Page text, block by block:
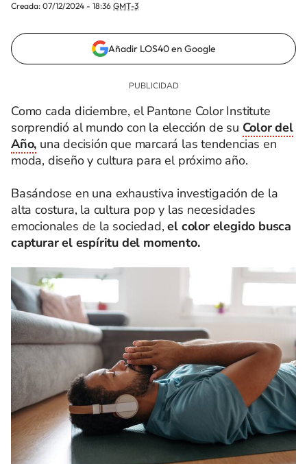
Creada: 07/12/2024 - 18:36 GMT-3
Añadir LOS40 en Google
Como cada diciembre, el Pantone Color Institute
sorprendió al mundo con la elección de su Color del
Año, una decisión que marcará las tendencias en
moda, diseño y cultura para el próximo año.
Basándose en una exhaustiva investigación de la
alta costura, la cultura pop y las necesidades
emocionales de la sociedad,el color elegido busca
capturar el espíritu del momento.